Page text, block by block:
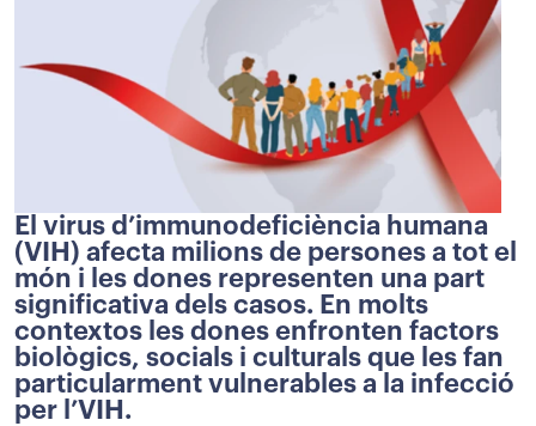
El virus d’immunodeficiència humana
(VIH) afecta milions de persones a tot el
món i les dones representen una part
significativa dels casos. En molts
contextos les dones enfronten factors
biològics, socials i culturals que les fan
particularment vulnerables a la infecció
per l’VIH.